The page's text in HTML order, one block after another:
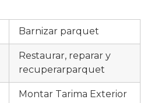
Barnizar parquet
Restaurar, reparar y
recuperarparquet
Montar Tarima Exterior